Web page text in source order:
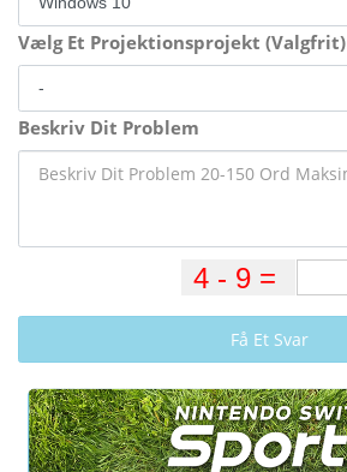
Vælg Et Projektionsprojekt (Valgfrit)
Beskriv Dit Problem
Få Et Svar